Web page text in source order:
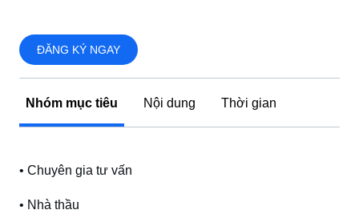
ĐĂNG KÝ NGAY
Nhóm mục tiêu Nội dung Thời gian
• Chuyên gia tư vấn
• Nhà thầu